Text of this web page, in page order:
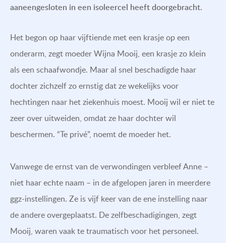
aaneengesloten in een isoleercel heeft doorgebracht.
Het begon op haar vijftiende met een krasje op een
onderarm, zegt moeder Wijna Mooij, een krasje zo klein
als een schaafwondje. Maar al snel beschadigde haar
dochter zichzelf zo ernstig dat ze wekelijks voor
hechtingen naar het ziekenhuis moest. Mooij wil er niet te
zeer over uitweiden, omdat ze haar dochter wil
beschermen. “Te privé”, noemt de moeder het.
Vanwege de ernst van de verwondingen verbleef Anne –
niet haar echte naam – in de afgelopen jaren in meerdere
ggz-instellingen. Ze is vijf keer van de ene instelling naar
de andere overgeplaatst. De zelfbeschadigingen, zegt
Mooij, waren vaak te traumatisch voor het personeel.